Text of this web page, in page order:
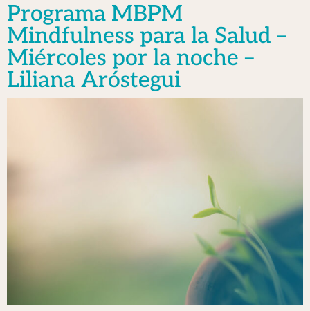
Programa MBPM
Mindfulness para la Salud –
Miércoles por la noche –
Liliana Aróstegui